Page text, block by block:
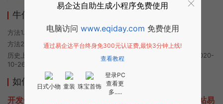
牛仔服批发小程序使用方法
方法1. 使用微信扫描本页面上方二维码进入牛仔服批发的小程序
方法2. 在微信中搜索“牛仔服批发”即可进入小程序
历史上的今时小程序由牛仔服批发团队开发，易企达小程序商店于2020-
10-26 16:08发布
如何开发类似牛仔服批发的小程序
开发一款类似牛仔服批发的小程序不难，只需要咨询本站易
易企达自助生成小程序免费使用
电脑访问 www.eqiday.com 免费使用
通过易企达平台终身免300元认证费,最快3分钟上线!
查看教程
日式小物 童装 珠宝首饰
登录PC
查看更
多.....